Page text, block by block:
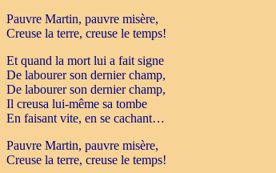
Pauvre Martin, pauvre misère,
Creuse la terre, creuse le temps!
Et quand la mort lui a fait signe
De labourer son dernier champ,
De labourer son dernier champ,
Il creusa lui-même sa tombe
En faisant vite, en se cachant…
Pauvre Martin, pauvre misère,
Creuse la terre, creuse le temps!